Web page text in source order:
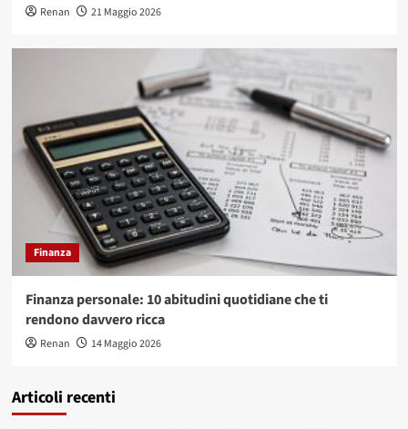
Renan 21 Maggio 2026
Finanza
Finanza personale: 10 abitudini quotidiane che ti
rendono davvero ricca
Renan 14 Maggio 2026
Articoli recenti